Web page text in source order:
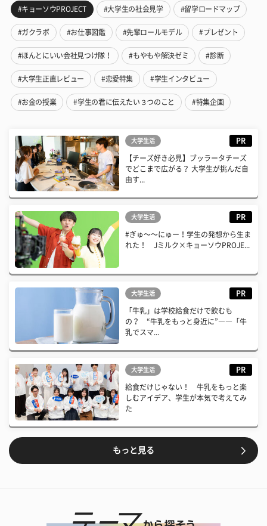
#キョーソウPROJECT #大学生の社会見学 #留学ロードマップ
#ガクラボ #お仕事図鑑 #先輩ロールモデル #プレゼント
#ほんとにいい会社見つけ隊！ #もやもや解決ゼミ #診断
#大学生正直レビュー #恋愛特集 #学生インタビュー
#お金の授業 #学生の君に伝えたい３つのこと #特集企画
大学生活 PR
【チーズ好き必見】ブッラータチーズ
でどこまで広がる？ 大学生が挑んだ自
由す...
大学生活 PR
#ぎゅ〜〜にゅー！学生の発想から生ま
れた！ Jミルク×キョーソウPROJE...
大学生活 PR
「牛乳」は学校給食だけで飲むも
の？ “牛乳をもっと身近に”――「牛
乳でスマ...
大学生活 PR
給食だけじゃない！ 牛乳をもっと楽
しむアイデア、学生が本気で考えてみ
た
もっと見る